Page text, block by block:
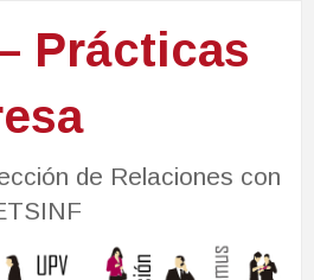
Prácticas
de Relaciones con